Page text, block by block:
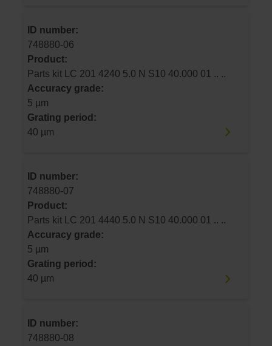
ID number:
748880-06
Product:
Parts kit LC 201 4240 5.0 N S10 40.000 01 .. ..
Accuracy grade:
5 µm
Grating period:
40 µm
ID number:
748880-07
Product:
Parts kit LC 201 4440 5.0 N S10 40.000 01 .. ..
Accuracy grade:
5 µm
Grating period:
40 µm
ID number:
748880-08